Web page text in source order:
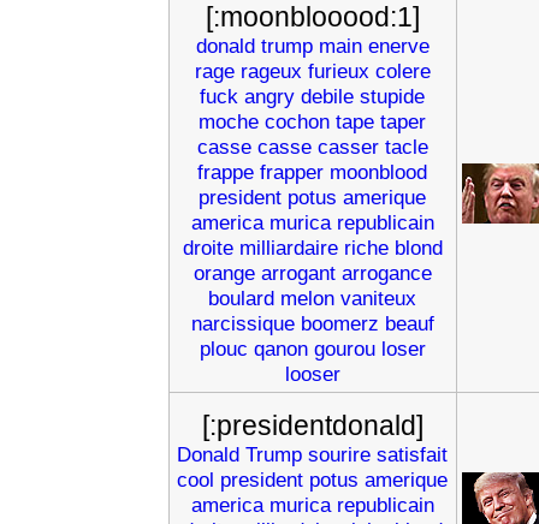
[:moonblooood:1]
donald trump main enerve
rage rageux furieux colere
fuck angry debile stupide
moche cochon tape taper
casse casse casser tacle
frappe frapper moonblood
president potus amerique
america murica republicain
droite milliardaire riche blond
orange arrogant arrogance
boulard melon vaniteux
narcissique boomerz beauf
plouc qanon gourou loser
looser
[:presidentdonald]
Donald Trump sourire satisfait
cool president potus amerique
america murica republicain